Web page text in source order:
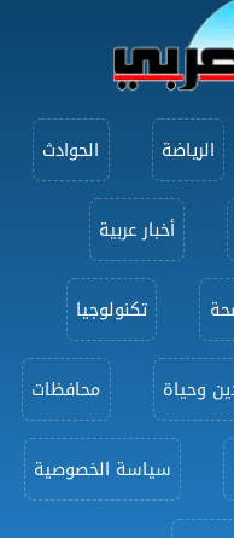
الرياضة الحوادث
أخبار عربية
تكنولوجيا
وحياة محافظات
سياسة الخصوصية